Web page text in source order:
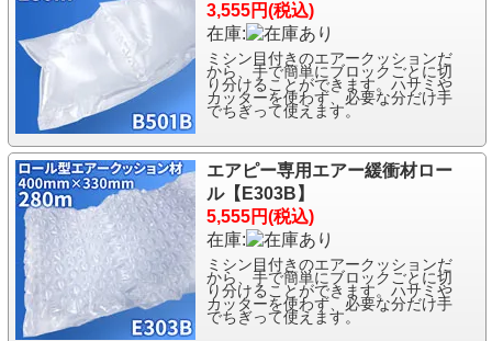
3,555円(税込)
在庫:
ミシン目付きのエアークッションだ
から、手で簡単にブロックごとに切
り分けることができます。ハサミや
カッターを使わず、必要な分だけ手
でちぎって使えます。
エアピー専用エアー緩衝材ロー
ル【E303B】
5,555円(税込)
在庫:
ミシン目付きのエアークッションだ
から、手で簡単にブロックごとに切
り分けることができます。ハサミや
カッターを使わず、必要な分だけ手
でちぎって使えます。